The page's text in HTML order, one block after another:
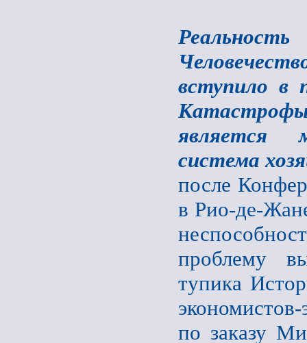
вступило в
является
система
после
в Рио-де-
проблему
тупика
по заказу